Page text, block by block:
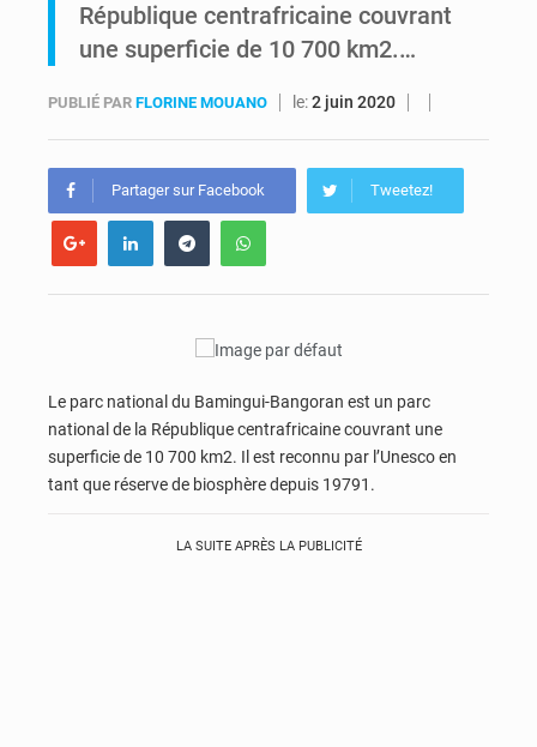
République centrafricaine couvrant
une superficie de 10 700 km2.…
PUBLIÉ PAR FLORINE MOUANO le:2 juin 2020
Partager sur Facebook Tweetez!
Le parc national du Bamingui-Bangoran est un parc
national de la République centrafricaine couvrant une
superficie de 10 700 km2. Il est reconnu par l’Unesco en
tant que réserve de biosphère depuis 19791.
LA SUITE APRÈS LA PUBLICITÉ